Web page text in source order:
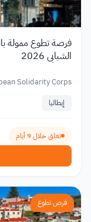
فرصة تطوع ممولة
الشبابي 2026
Solidarity Corps
إيطاليا
تغلق خلال 9 أيام
فرص تطوع